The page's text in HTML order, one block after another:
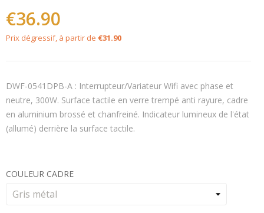
€36.90
Prix dégressif, à partir de €31.90
DWF-0541DPB-A : Interrupteur/Variateur Wifi avec phase et
neutre, 300W. Surface tactile en verre trempé anti rayure, cadre
en aluminium brossé et chanfreiné. Indicateur lumineux de l'état
(allumé) derrière la surface tactile.
COULEUR CADRE